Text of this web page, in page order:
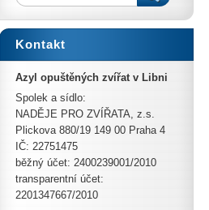
Kontakt
Azyl opuštěných zvířat v Libni
Spolek a sídlo:
NADĚJE PRO ZVÍŘATA, z.s.
Plickova 880/19 149 00 Praha 4
IČ: 22751475
běžný účet: 2400239001/2010
transparentní účet:
2201347667/2010